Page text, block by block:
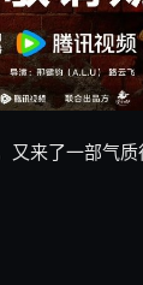
又来了一部气